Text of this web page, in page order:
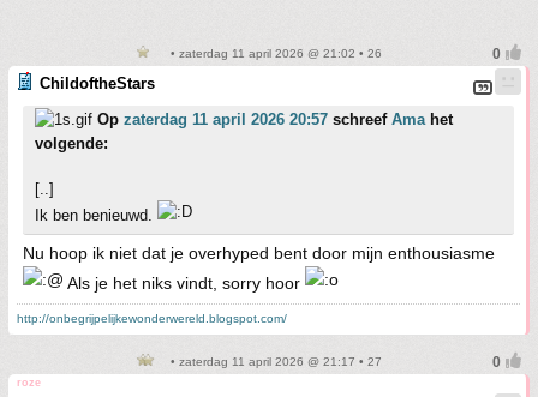
• zaterdag 11 april 2026 @ 21:02 • 26
ChildoftheStars
Op zaterdag 11 april 2026 20:57 schreef Amahet
volgende:
[..]
Ik ben benieuwd.
Nu hoop ik niet dat je overhyped bent door mijn enthousiasme
Als je het niks vindt, sorry hoor
http://onbegrijpelijkewonderwereld.blogspot.com/
• zaterdag 11 april 2026 @ 21:17 • 27
roze